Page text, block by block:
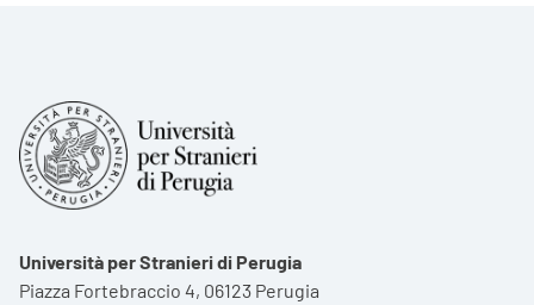
Università per Stranieri di Perugia
Piazza Fortebraccio 4, 06123 Perugia